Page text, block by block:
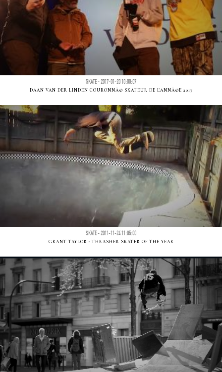
SKATE - 2017-01-20 10:00:07
DAAN VAN DER LINDEN COURONNÃ© SKATEUR DE L'ANNÃ©E 2017
SKATE - 2011-11-24 11:05:00
GRANT TAYLOR : THRASHER SKATER OF THE YEAR